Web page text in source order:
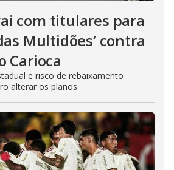
com titulares para
Multidões’ contra
Carioca
e risco de rebaixamento
alterar os planos